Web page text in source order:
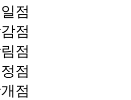
점
점
점
점
점